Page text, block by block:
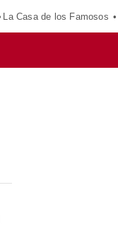
La Casa de los Famosos